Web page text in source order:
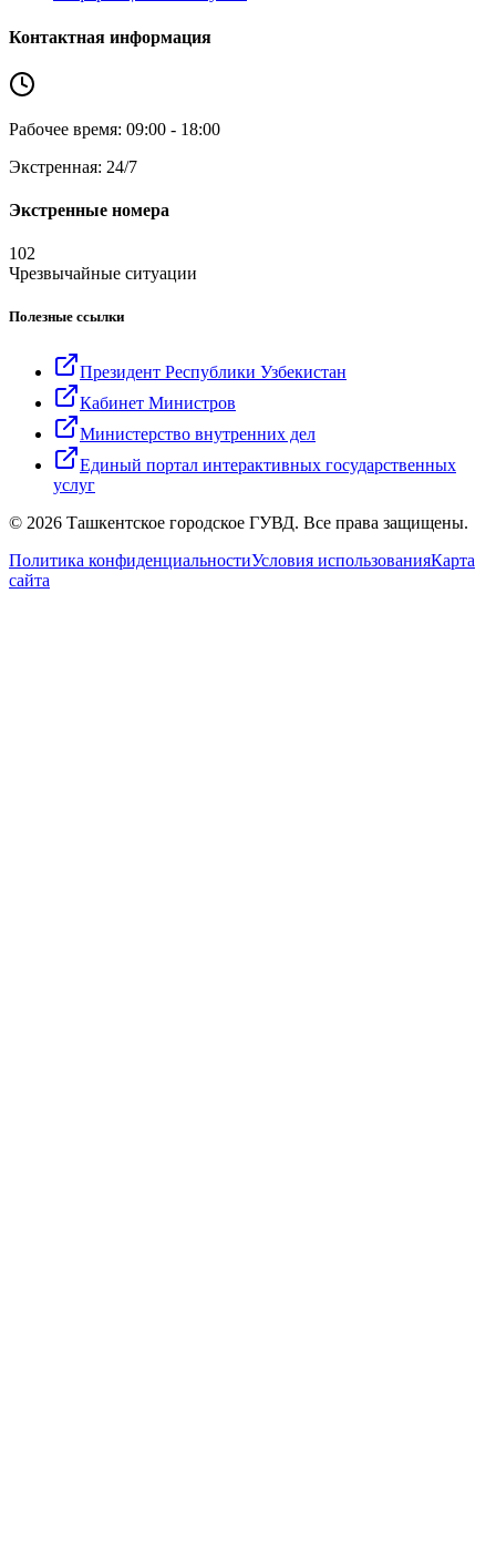
Контактная информация
Рабочее время: 09:00 - 18:00
Экстренная: 24/7
Экстренные номера
102
Чрезвычайные ситуации
Полезные ссылки
Президент Республики Узбекистан
Кабинет Министров
Министерство внутренних дел
Единый портал интерактивных государственных
услуг
© 2026 Ташкентское городское ГУВД. Все права защищены.
Политика конфиденциальностиУсловия использованияКарта
сайта